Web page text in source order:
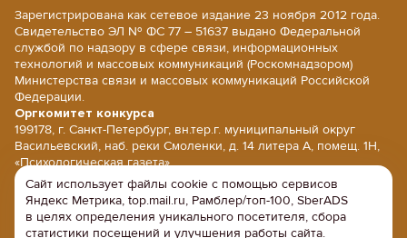
Зарегистрирована как сетевое издание 23 ноября 2012 года.
Свидетельство ЭЛ № ФС 77 – 51637 выдано Федеральной
службой по надзору в сфере связи, информационных
технологий и массовых коммуникаций (Роскомнадзором)
Министерства связи и массовых коммуникаций Российской
Федерации.
Оргкомитет конкурса
199178, г. Санкт-Петербург, вн.тер.г. муниципальный округ
Васильевский, наб. реки Смоленки, д. 14 литера А, помещ. 1Н,
«Психологическая газета».
E-mail: psy@psy.su; сайт: www.psy.su
Напишите нам
Политика конфиденциальности
Сайт использует файлы cookie с помощью сервисов
Яндекс Метрика, top.mail.ru, Рамблер/топ-100, SberADS
в целях определения уникального посетителя, сбора
статистики посещений и улучшения работы сайта.